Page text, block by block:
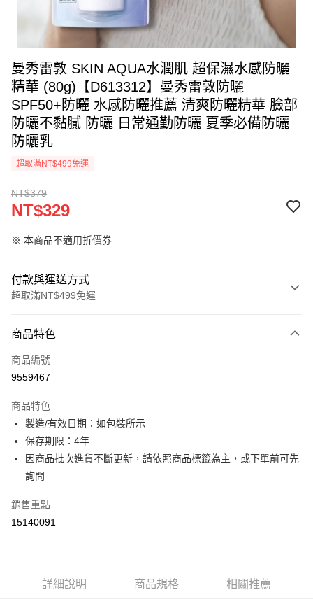
曼秀雷敦 SKIN AQUA水潤肌 超保濕水感防曬
精華 (80g)【D613312】曼秀雷敦防曬
SPF50+防曬 水感防曬推薦 清爽防曬精華 臉部
防曬不黏膩 防曬 日常通勤防曬 夏季必備防曬
防曬乳
超取滿NT$499免運
NT$379
NT$329
※ 本商品不適用折價券
付款與運送方式
超取滿NT$499免運
信用卡一次付款
超商取貨付款
Apple Pay
街口支付
ATM付款
運送方式
全家取貨付款
每筆NT$60，滿NT$499(含以上)免運費
商品特色
商品編號
9559467
商品特色
製造/有效日期：如包裝所示
保存期限：4年
因商品批次進貨不斷更新，請依照商品標籤為主，或下單前可先
詢問
銷售重點
15140091
詳細說明 商品規格 相關推薦